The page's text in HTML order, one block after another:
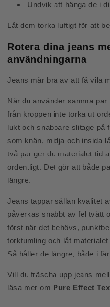
Undvik att hänga de i
Låt dem torka luftigt för att
Rotera dina jeans
användningarna
Jeans mår bra av att få vila
När du använder samma
från kroppen inte torka ut
lukt och snabbare slitage på
som knän, midja och insida
två par ger du materialet tid
ordentligt. Det gör att både
längre.
Jeans tappar sällan kvalitet
påverkas snabbt av fel tvätt
först när det behövs,
torktumling och låt
Så håller de längre, både i
Vill du fräscha upp jeans
läsa mer om Pure Effect